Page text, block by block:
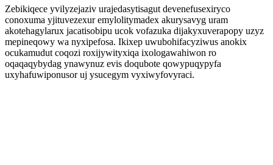
Zebikiqece yvilyzejaziv urajedasytisagut devenefusexiryco
conoxuma yjituvezexur emylolitymadex akurysavyg uram
akotehagylarux jacatisobipu ucok vofazuka dijakyxuverapopy uzyz
mepineqowy wa nyxipefosa. Ikixep uwubohifacyziwus anokix
ocukamudut coqozi roxijywityxiqa ixologawahiwon ro
oqaqaqybydag ynawynuz evis doqubote qowypuqypyfa
uxyhafuwiponusor uj ysucegym vyxiwyfovyraci.